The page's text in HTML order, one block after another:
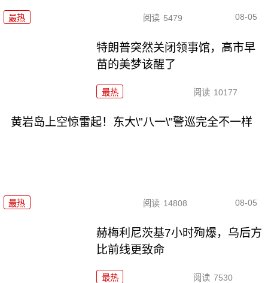
最热 阅读 5479 08-05
特朗普突然关闭领事馆，高市早
苗的美梦该醒了
最热 阅读 10177
黄岩岛上空惊雷起！东大\"八一\"警巡完全不一样
最热 阅读 14808 08-05
赫梅利尼茨基7小时殉爆，乌后方
比前线更致命
最热 阅读 7530